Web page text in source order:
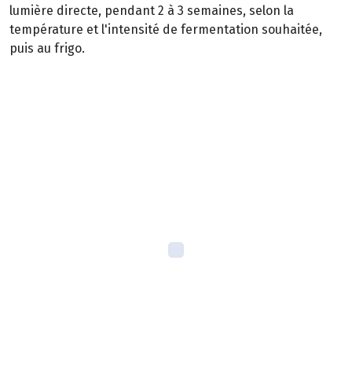
lumière directe, pendant 2 à 3 semaines, selon la
température et l'intensité de fermentation souhaitée,
puis au frigo.